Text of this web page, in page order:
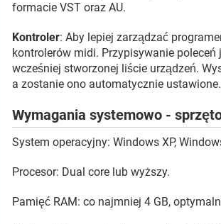
formacie VST oraz AU.
Kontroler: Aby lepiej zarządzać
kontrolerów midi. Przypisywanie
wcześniej stworzonej liście urządzeń.
a zostanie ono automatycznie ustawione.
Wymagania systemowo -
System operacyjny: Windows XP,
Procesor: Dual core lub wyższy.
Pamięć RAM: co najmniej 4 GB,